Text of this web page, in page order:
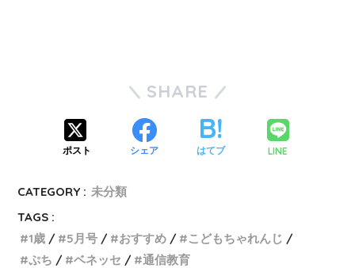
SHARE
ポスト シェア はてブ LINE
CATEGORY : 未分類
TAGS :
1歳
5月号 おすすめ
こどもちゃれんじ
ぷち
ベネッセ 通信教育